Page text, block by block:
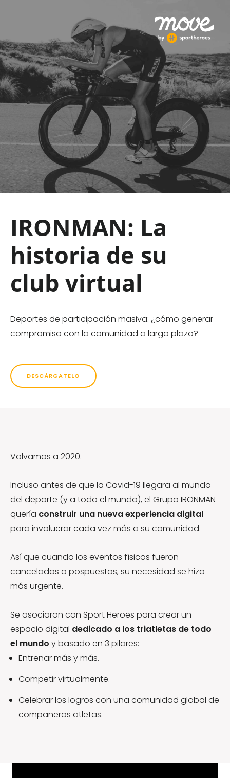
IRONMAN: La
historia de su
club virtual
Deportes de participación masiva: ¿cómo generar
compromiso con la comunidad a largo plazo?
DESCÁRGATELO
Volvamos a 2020.
Incluso antes de que la Covid-19 llegara al mundo
del deporte (y a todo el mundo), el Grupo IRONMAN
quería construir una nueva experiencia digital
para involucrar cada vez más a su comunidad.
Así que cuando los eventos físicos fueron
cancelados o pospuestos, su necesidad se hizo
más urgente.
Se asociaron con Sport Heroes para crear un
espacio digital dedicado a los triatletas de todo
el mundo y basado en 3 pilares:
Entrenar más y más.
Competir virtualmente.
Celebrar los logros con una comunidad global de
compañeros atletas.